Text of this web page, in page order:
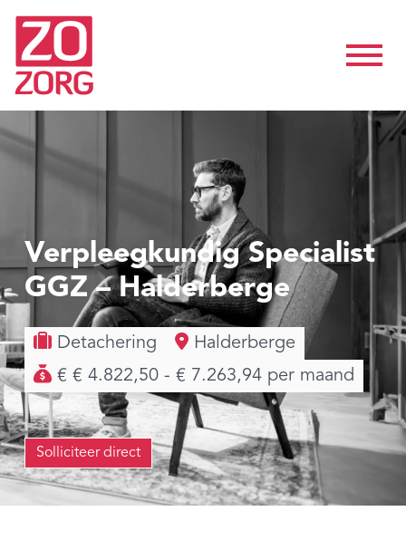
Verpleegkundig Specialist
GGZ – Halderberge
Detachering
Halderberge
€ € 4.822,50 - € 7.263,94 per maand
Solliciteer direct